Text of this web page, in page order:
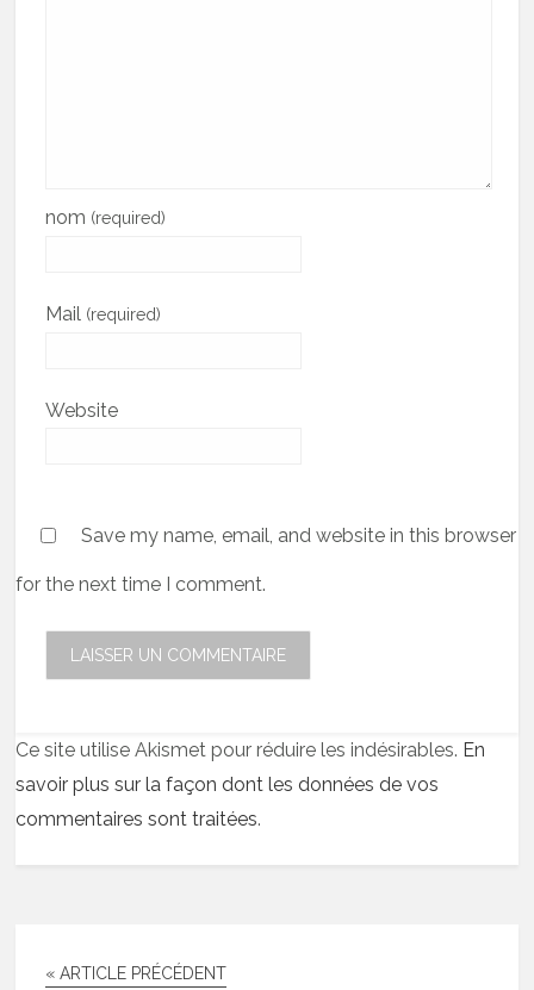
nom (required)
Mail (required)
Website
Save my name, email, and website in this browser
for the next time I comment.
Ce site utilise Akismet pour réduire les indésirables. En
savoir plus sur la façon dont les données de vos
commentaires sont traitées.
« ARTICLE PRÉCÉDENT